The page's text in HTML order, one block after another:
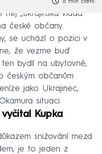
6 min čtení
„ukrajinská vláda“
české občany.
se uchází o pozici v
že vezme buď
bydlí na ubytovně,
českým občanům
jako Ukrajinec,
situaci.
Kupka
snižování mezd
je to jeden z